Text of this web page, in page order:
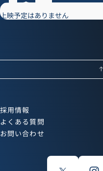
上映予定はありません
採用情報
よくある質問
お問い合わせ